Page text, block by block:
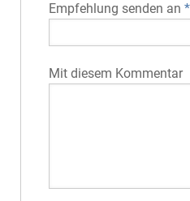
Empfehlung senden an *
Mit diesem Kommentar